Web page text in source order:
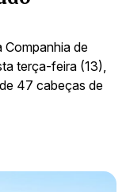
Companhia de
terça-feira (13),
47 cabeças de